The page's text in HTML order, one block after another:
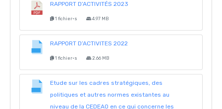
RAPPORT D’ACTIVITÉS 2023
1 fichier·s 4.97 MB
RAPPORT D’ACTIVITES 2022
1 fichier·s 2.66 MB
Etude sur les cadres stratégiques, des
politiques et autres normes existantes au
niveau de la CEDEAO en ce qui concerne les